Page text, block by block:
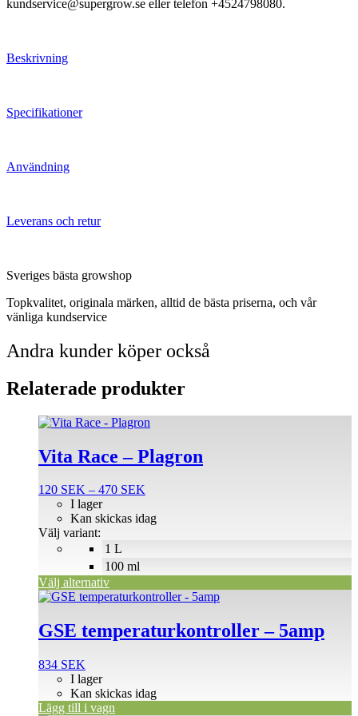
kundservice@supergrow.se eller telefon +4524798080.
Beskrivning
Specifikationer
Användning
Leverans och retur
Sveriges bästa growshop
Topkvalitet, originala märken, alltid de bästa priserna, och vår
vänliga kundservice
Andra kunder köper också
Relaterade produkter
Vita Race – Plagron
120 SEK – 470 SEK
till
1 L
100 ml
I lager
Kan skickas idag
Välj variant:
Välj alternativ
Den
produkten
har
varianter.
olika
alternativen
på
produktsidan
GSE temperaturkontroller – 5amp
834 SEK
I lager
Kan skickas idag
Lägg till i vagn